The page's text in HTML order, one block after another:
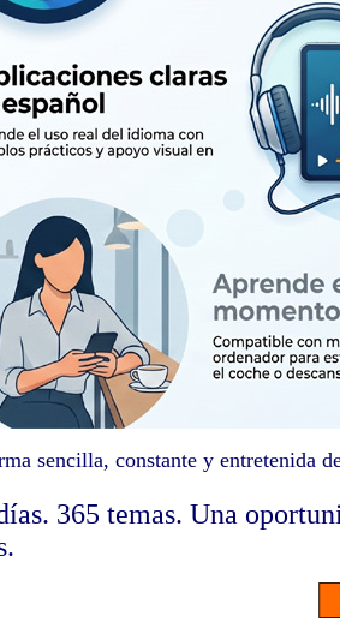
sencilla, constante y entretenida
365 temas. Una